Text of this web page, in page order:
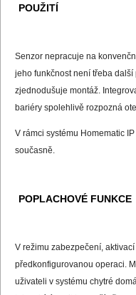
POUŽITÍ
Senzor nepracuje na
jeho funkčnost není třeba
zjednodušuje montáž.
bariéry spolehlivě rozpozná
V rámci systému Homematic
současně.
POPLACHOVÉ FUNKCE
V režimu zabezpečení,
předkonfigurovanou operaci.
uživateli v systému chytré